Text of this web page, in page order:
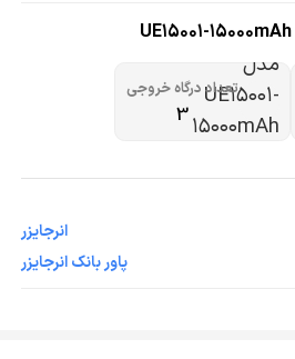
تعداد درگاه خروجی
3
انرجايزر
پاور بانک انرجايزر